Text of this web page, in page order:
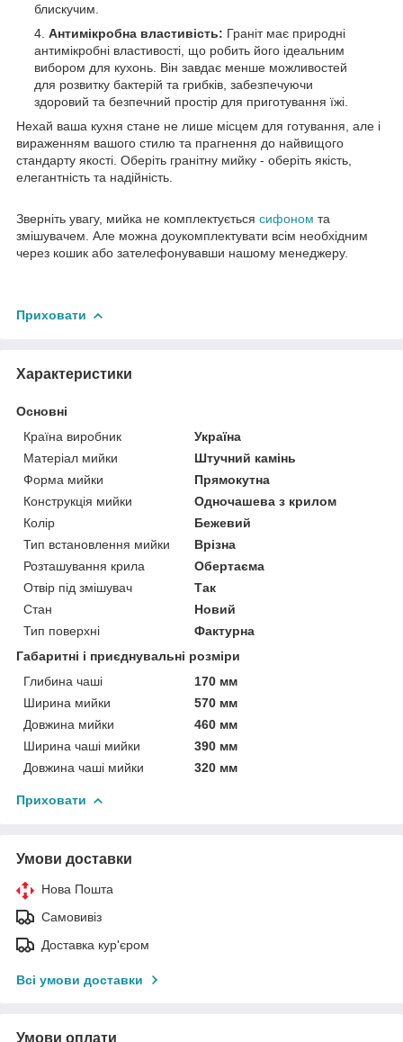
блискучим.
Антимікробна властивість: Граніт має природні
антимікробні властивості, що робить його ідеальним
вибором для кухонь. Він завдає менше можливостей
для розвитку бактерій та грибків, забезпечуючи
здоровий та безпечний простір для приготування їжі.
Нехай ваша кухня стане не лише місцем для готування, але і
вираженням вашого стилю та прагнення до найвищого
стандарту якості. Оберіть гранітну мийку - оберіть якість,
елегантність та надійність.
Зверніть увагу, мийка не комплектується сифоном та
змішувачем. Але можна доукомплектувати всім необхідним
через кошик або зателефонувавши нашому менеджеру.
Приховати
Характеристики
Основні
Країна виробник
Україна
Матеріал мийки
Штучний камінь
Форма мийки
Прямокутна
Конструкція мийки
Одночашева з крилом
Колір
Бежевий
Тип встановлення мийки
Врізна
Розташування крила
Обертаєма
Отвір під змішувач
Так
Стан
Новий
Тип поверхні
Фактурна
Габаритні і приєднувальні розміри
Глибина чаші
170 мм
Ширина мийки
570 мм
Довжина мийки
460 мм
Ширина чаші мийки
390 мм
Довжина чаші мийки
320 мм
Приховати
Умови доставки
Нова Пошта
Самовивіз
Доставка кур'єром
Всі умови доставки
Умови оплати